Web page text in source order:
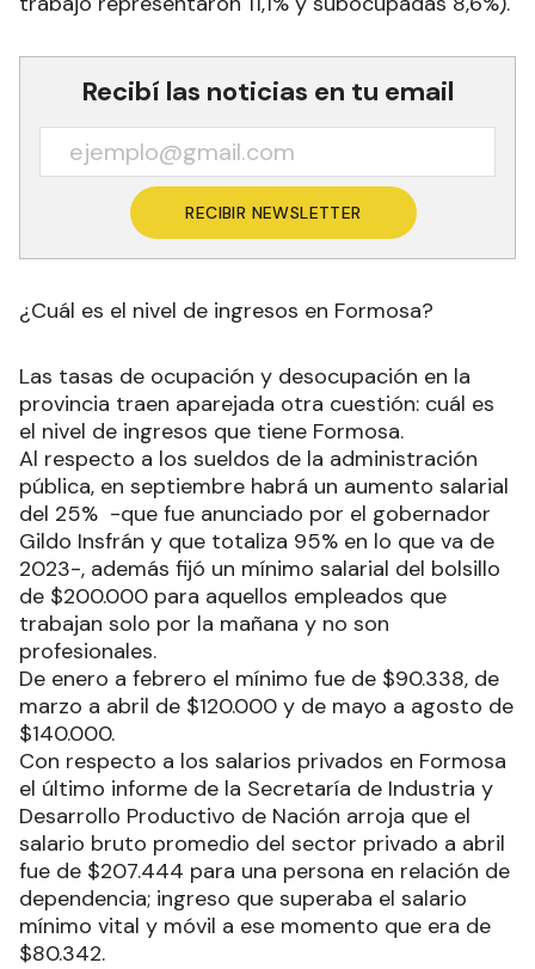
Recibí las noticias en tu email
RECIBIR NEWSLETTER
¿Cuál es el nivel de ingresos en Formosa?
Las tasas de ocupación y desocupación en la
provincia traen aparejada otra cuestión: cuál es
el nivel de ingresos que tiene Formosa.
Al respecto a los sueldos de la administración
pública, en septiembre habrá un aumento salarial
del 25% -que fue anunciado por el gobernador
Gildo Insfrán y que totaliza 95% en lo que va de
2023-, además fijó un mínimo salarial del bolsillo
de $200.000 para aquellos empleados que
trabajan solo por la mañana y no son
profesionales.
De enero a febrero el mínimo fue de $90.338, de
marzo a abril de $120.000 y de mayo a agosto de
$140.000.
Con respecto a los salarios privados en Formosa
el último informe de la Secretaría de Industria y
Desarrollo Productivo de Nación arroja que el
salario bruto promedio del sector privado a abril
fue de $207.444 para una persona en relación de
dependencia; ingreso que superaba el salario
mínimo vital y móvil a ese momento que era de
$80.342.